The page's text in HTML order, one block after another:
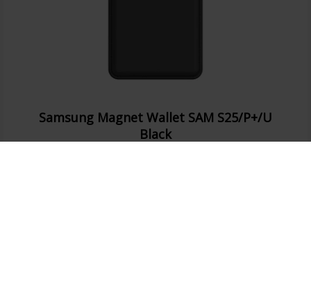
Samsung Magnet Wallet SAM S25/P+/U
Black